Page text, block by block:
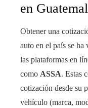
en
Obtener una
auto en el país se ha
las plataformas en
como ASSA. Estas
cotización desde su
vehículo (marca,